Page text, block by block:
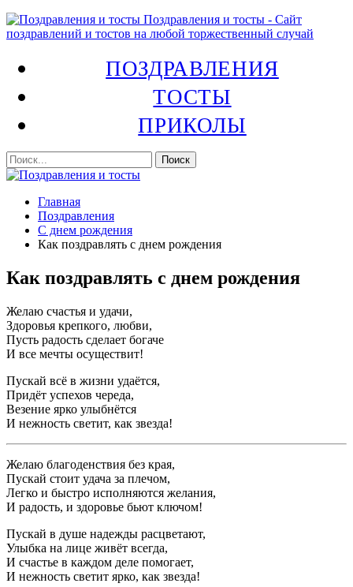
Поздравления и тосты - Сайт
поздравлений и тостов на любой торжественный случай
ПОЗДРАВЛЕНИЯ
ТОСТЫ
ПРИКОЛЫ
Главная
Поздравления
С днем рождения
Как поздравлять с днем рождения
Как поздравлять с днем рождения
Желаю счастья и удачи,
Здоровья крепкого, любви,
Пусть радость сделает богаче
И все мечты осуществит!
Пускай всё в жизни удаётся,
Придёт успехов череда,
Везение ярко улыбнётся
И нежность светит, как звезда!
Желаю благоденствия без края,
Пускай стоит удача за плечом,
Легко и быстро исполняются желания,
И радость, и здоровье бьют ключом!
Пускай в душе надежды расцветают,
Улыбка на лице живёт всегда,
И счастье в каждом деле помогает,
И нежность светит ярко, как звезда!